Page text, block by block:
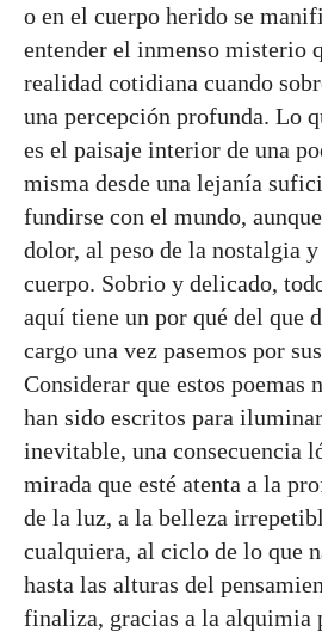
o en el cuerpo herido se
entender el inmenso misterio
realidad cotidiana cuando
una percepción profunda. Lo
es el paisaje interior de una
misma desde una lejanía
fundirse con el mundo,
dolor, al peso de la nostalgia
cuerpo. Sobrio y delicado,
aquí tiene un por qué del que
cargo una vez pasemos por
Considerar que estos poemas
han sido escritos para
inevitable, una consecuencia
mirada que esté atenta a la
de la luz, a la belleza
cualquiera, al ciclo de lo que
hasta las alturas del
finaliza, gracias a la alquimia